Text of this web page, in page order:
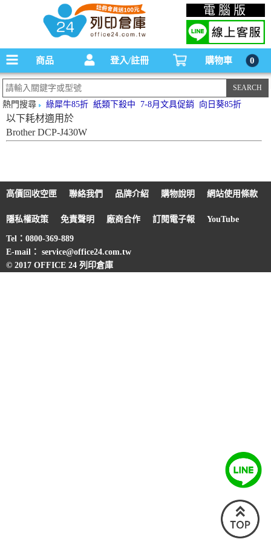
碳粉匣，墨水匣,原廠碳粉匣，副廠碳粉匣，環保碳粉匣,連續供墨印表機-office24列印
倉庫線上購物手機版
電腦版
商品 登入/註冊 購物車 0
熱門搜尋 綠犀牛85折 紙類下殺中 7-8月文具促銷 向日葵85折
以下耗材適用於
Brother DCP-J430W
高價回收空匣 聯絡我們 品牌介紹 購物說明 網站使用條款
隱私權政策 免責聲明 廠商合作 訂閱電子報 YouTube
Tel：0800-369-889
E-mail： service@office24.com.tw
© 2017 OFFICE 24 列印倉庫